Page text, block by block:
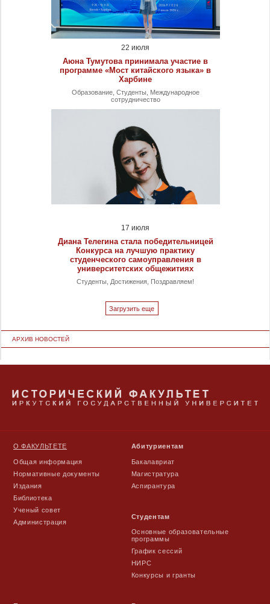
22 июля
Аюна Тумутова принимала участие в
программе «Мост китайского языка» в
Харбине
Образование, Студенты, Международное
сотрудничество
17 июля
Диана Телегина стала победительницей
Конкурса на лучшую практику
студенческого самоуправления в
университетских общежитиях
Студенты, Достижения, Поздравляем!
Загрузить еще
АРХИВ НОВОСТЕЙ
О ФАКУЛЬТЕТЕ
Общая информация
Нормативные документы
Издания
Библиотека
Ученый совет
Администрация
Абитуриентам
Бакалавриат
Магистратура
Аспирантура
Студентам
Основные образовательные
программы
График сессий
НИРС
Конкурсы и гранты